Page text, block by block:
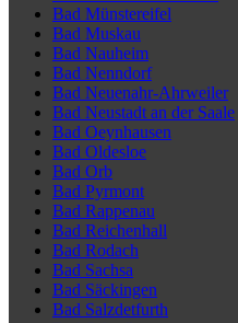
Bad Münstereifel
Bad Muskau
Bad Nauheim
Bad Nenndorf
Bad Neuenahr-Ahrweiler
Bad Neustadt an der Saale
Bad Oeynhausen
Bad Oldesloe
Bad Orb
Bad Pyrmont
Bad Rappenau
Bad Reichenhall
Bad Rodach
Bad Sachsa
Bad Säckingen
Bad Salzdetfurth